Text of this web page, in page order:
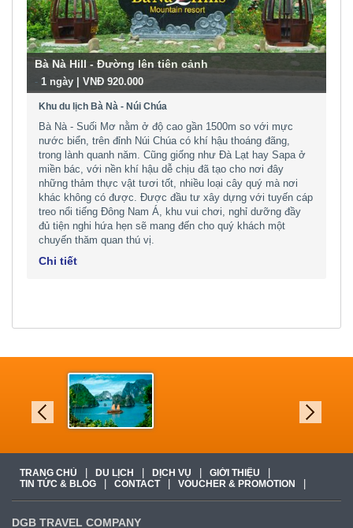
Bà Nà Hill - Đường lên tiên cảnh
- 1 ngày | VNĐ 920.000
Khu du lịch Bà Nà - Núi Chúa
Bà Nà - Suối Mơ nằm ở độ cao gần 1500m so với mực
nước biển, trên đỉnh Núi Chúa có khí hậu thoáng đãng,
trong lành quanh năm. Cũng giống như Đà Lạt hay Sapa ở
miền bác, với nền khí hậu dễ chịu đã tạo cho nơi đây
những thảm thực vật tươi tốt, nhiều loại cây quý mà nơi
khác không có được. Được đầu tư xây dựng với tuyến cáp
treo nổi tiếng Đông Nam Á, khu vui chơi, nghỉ dưỡng đầy
đủ tiện nghi hứa hẹn sẽ mang đến cho quý khách một
chuyến thăm quan thú vị.
Chi tiết
TRANG CHỦ DU LỊCH DỊCH VỤ GIỚI THIỆU
TIN TỨC & BLOG CONTACT VOUCHER & PROMOTION
DGB TRAVEL COMPANY